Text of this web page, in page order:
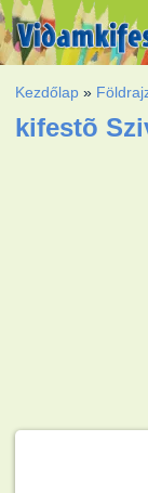
Kezdőlap »
kifestõ